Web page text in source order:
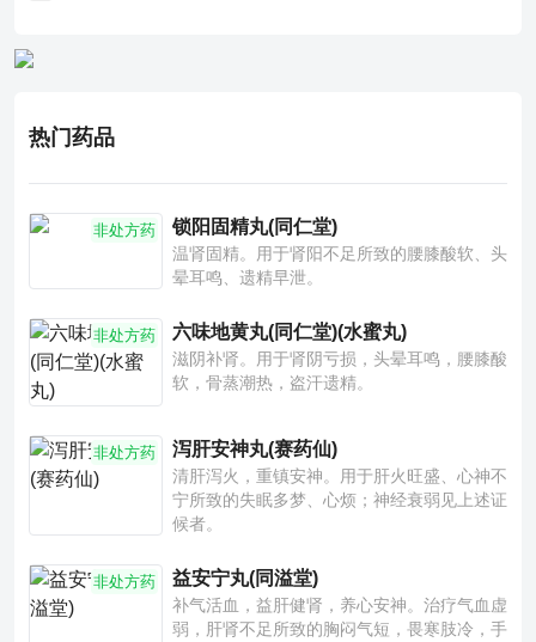
热门药品
非处方药 锁阳固精丸(同仁堂)
温肾固精。用于肾阳不足所致的腰膝酸软、头
晕耳鸣、遗精早泄。
非处方药 六味地黄丸(同仁堂)(水蜜丸)
滋阴补肾。用于肾阴亏损，头晕耳鸣，腰膝酸
软，骨蒸潮热，盗汗遗精。
非处方药 泻肝安神丸(赛药仙)
清肝泻火，重镇安神。用于肝火旺盛、心神不
宁所致的失眠多梦、心烦；神经衰弱见上述证
候者。
非处方药 益安宁丸(同溢堂)
补气活血，益肝健肾，养心安神。治疗气血虚
弱，肝肾不足所致的胸闷气短，畏寒肢冷，手